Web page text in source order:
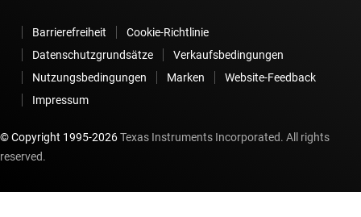
Barrierefreiheit
Cookie-Richtlinie
Datenschutzgrundsätze
Verkaufsbedingungen
Nutzungsbedingungen
Marken
Website-Feedback
Impressum
© Copyright 1995-2026Texas Instruments Incorporated. All rights
reserved.